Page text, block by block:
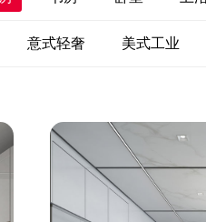
意式轻奢 美式工业